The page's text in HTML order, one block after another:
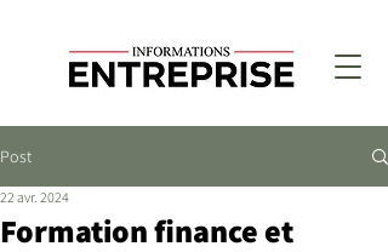
Post
Formation finance et
22 avr. 2024